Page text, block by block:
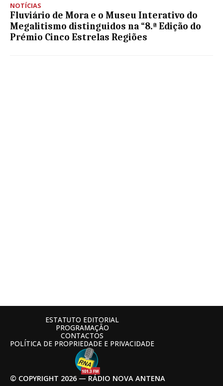
NOTÍCIAS
Fluviário de Mora e o Museu Interativo do
Megalitismo distinguidos na “8.ª Edição do
Prémio Cinco Estrelas Regiões
© COPYRIGHT 2026 — RÁDIO NOVA ANTENA
ESTATUTO EDITORIAL
PROGRAMAÇÃO
CONTACTOS
POLÍTICA DE PROPRIEDADE E PRIVACIDADE